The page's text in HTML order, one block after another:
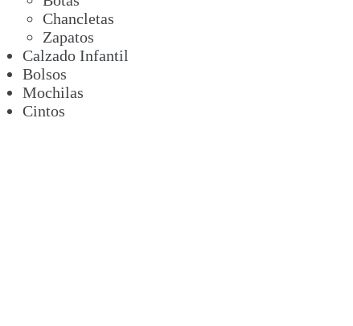
Chancletas
Zapatos
Calzado Infantil
Bolsos
Mochilas
Cintos